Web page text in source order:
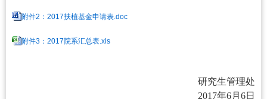
附件2：2017扶植基金申请表.doc
附件3：2017院系汇总表.xls
研究生管理处
2017年6月6日